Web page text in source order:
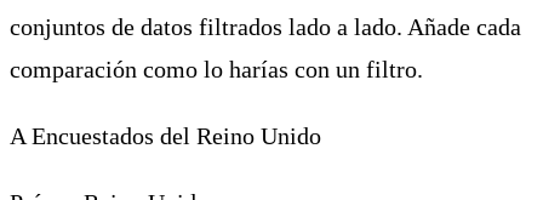
conjuntos de datos filtrados lado a lado. Añade cada
comparación como lo harías con un filtro.
A Encuestados del Reino Unido